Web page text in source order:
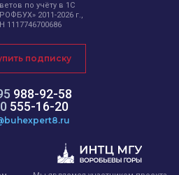
по учёту в 1С
2011-2026 г.,
1117746700686
988-92-58
555-16-20
подписку